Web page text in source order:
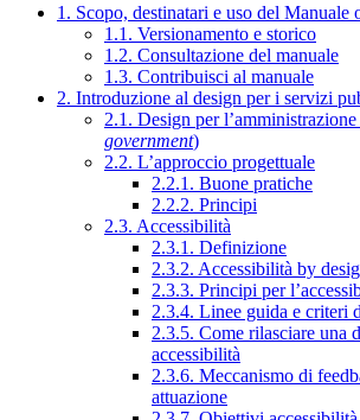
1. Scopo, destinatari e uso del Manuale
1.1. Versionamento e storico
1.2. Consultazione del manuale
1.3. Contribuisci al manuale
2. Introduzione al design per i servizi
2.1. Design per
government)
2.2. L’approccio progettuale
2.2.1. Buone pratiche
2.2.2. Principi
2.3. Accessibilità
2.3.1. Definizione
2.3.2. Accessibilità by
2.3.3. Principi per
2.3.4. Linee guida e criteri
2.3.5. Come rilasciare una
accessibilità
2.3.6. Meccanismo di
attuazione